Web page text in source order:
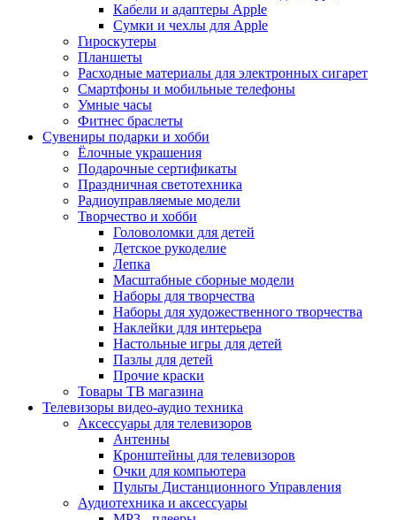
Кабели и адаптеры Apple
Сумки и чехлы для Apple
Гироскутеры
Планшеты
Расходные материалы для электронных сигарет
Смартфоны и мобильные телефоны
Умные часы
Фитнес браслеты
Сувениры подарки и хобби
Ёлочные украшения
Подарочные сертификаты
Праздничная светотехника
Радиоуправляемые модели
Творчество и хобби
Головоломки для детей
Детское рукоделие
Лепка
Масштабные сборные модели
Наборы для творчества
Наборы для художественного творчества
Наклейки для интерьера
Настольные игры для детей
Пазлы для детей
Прочие краски
Товары ТВ магазина
Телевизоры видео-аудио техника
Аксессуары для телевизоров
Антенны
Кронштейны для телевизоров
Очки для компьютера
Пульты Дистанционного Управления
Аудиотехника и аксессуары